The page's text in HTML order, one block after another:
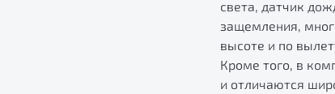
света, датчик
защемления,
высоте и по
Кроме того, в
и отличаются